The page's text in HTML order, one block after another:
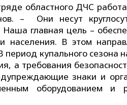
областного ДЧС
– Они несут
главная цель –
населения. В этом
купального сезона
а требования
знаки и
оборудованием и